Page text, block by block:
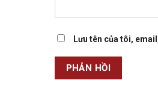
Lưu tên của tôi,